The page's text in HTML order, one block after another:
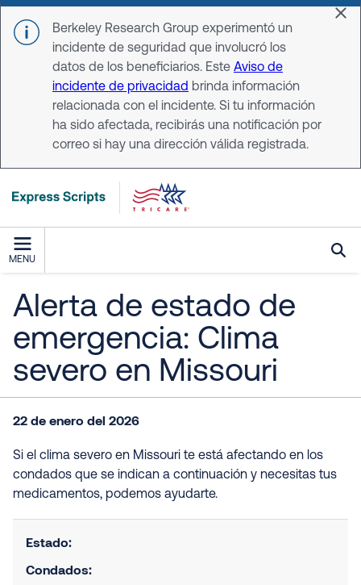
Skip to main content
Berkeley Research Group experimentó un
incidente de seguridad que involucró los
datos de los beneficiarios. Este Aviso de
incidente de privacidad brinda información
relacionada con el incidente. Si tu información
ha sido afectada, recibirás una notificación por
correo si hay una dirección válida registrada.
MENU
Alerta de estado de
emergencia: Clima
severo en Missouri
22 de enero del 2026
Si el clima severo en Missouri te está afectando en los
condados que se indican a continuación y necesitas tus
medicamentos, podemos ayudarte.
Estado:
Condados: